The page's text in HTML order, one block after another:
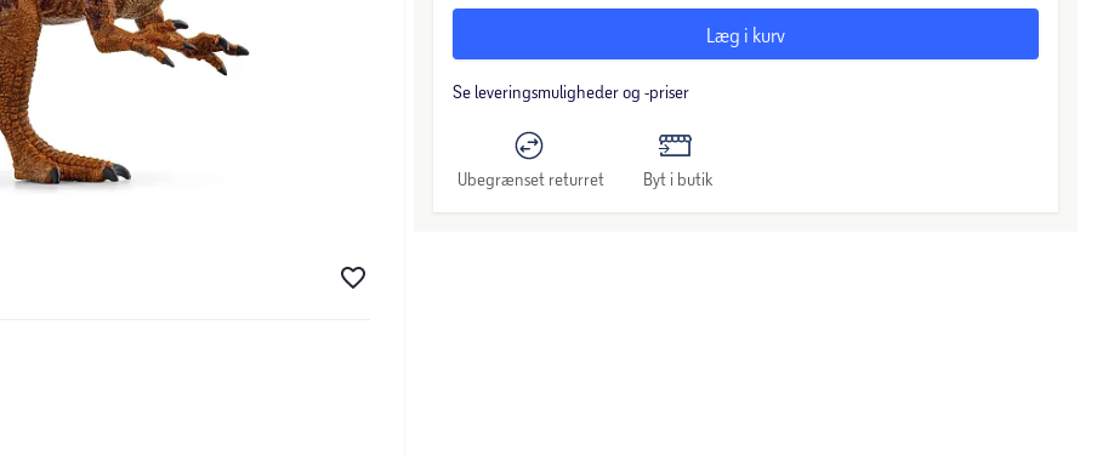
Læg i kurv
Se leveringsmuligheder og -priser
Ubegrænset returret Byt i butik